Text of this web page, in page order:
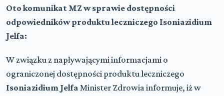
Oto komunikat MZ w sprawie dostępności
odpowiedników produktu leczniczego Isoniazidium
Jelfa:
W związku z napływającymi informacjami o
ograniczonej dostępności produktu leczniczego
Isoniazidium Jelfa Minister Zdrowia informuje, iż w